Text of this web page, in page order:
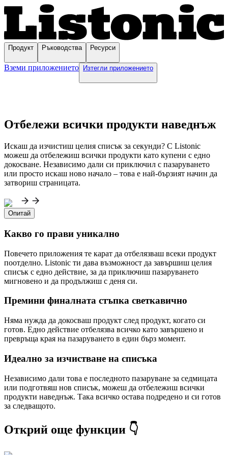
Продукт Ръководства Ресурси
Вземи приложението Изтегли приложението
Отбележи всички продукти наведнъж
Искаш да изчистиш целия списък за секунди? С Listonic
можеш да отбележиш всички продукти като купени с едно
докосване. Независимо дали си приключил с пазаруването
или просто искаш ново начало – това е най-бързият начин да
затвориш страницата.
Опитай
Какво го прави уникално
Повечето приложения те карат да отбелязваш всеки продукт
поотделно. Listonic ти дава възможност да завършиш целия
списък с едно действие, за да приключиш пазаруването
мигновено и да продължиш с деня си.
Премини финалната стъпка светкавично
Няма нужда да докосваш продукт след продукт, когато си
готов. Едно действие отбелязва всичко като завършено и
превръща края на пазаруването в един бърз момент.
Идеално за изчистване на списъка
Независимо дали това е последното пазаруване за седмицата
или подготвяш нов списък, можеш да отбележиш всички
продукти наведнъж. Така всичко остава подредено и си готов
за следващото.
Открий още функции 👇